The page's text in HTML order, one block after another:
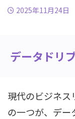
2025年11月24日
データドリ
現代のビジネス
の一つが、デ